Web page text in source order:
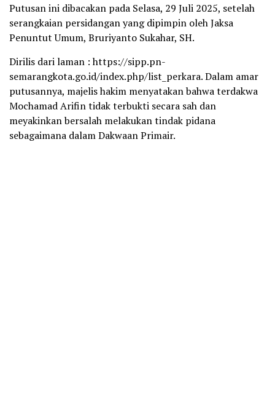
Putusan ini dibacakan pada Selasa, 29 Juli 2025, setelah
serangkaian persidangan yang dipimpin oleh Jaksa
Penuntut Umum, Bruriyanto Sukahar, SH.
Dirilis dari laman : https://sipp.pn-
semarangkota.go.id/index.php/list_perkara. Dalam amar
putusannya, majelis hakim menyatakan bahwa terdakwa
Mochamad Arifin tidak terbukti secara sah dan
meyakinkan bersalah melakukan tindak pidana
sebagaimana dalam Dakwaan Primair.